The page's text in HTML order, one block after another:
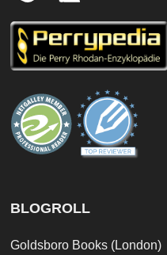
BLOGROLL
Goldsboro Books (London)